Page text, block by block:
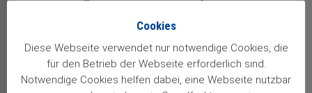
Fuchs mit starkem erstem Halbjahr
Umsatz und Gewinn wachsen zweistellig –
Cookies
Diese Webseite verwendet nur notwendige Cookies, die
für den Betrieb der Webseite erforderlich sind.
Notwendige Cookies helfen dabei, eine Webseite nutzbar